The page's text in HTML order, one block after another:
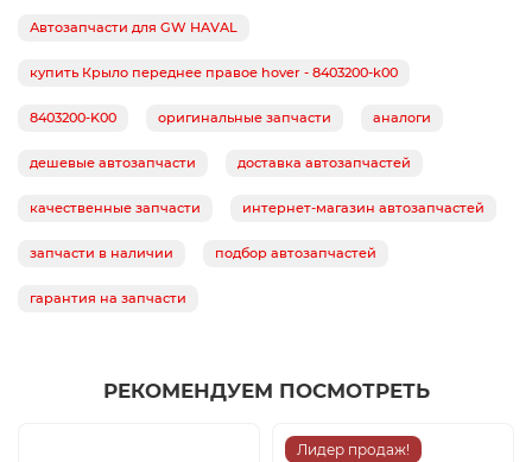
Автозапчасти для GW HAVAL
купить Крыло переднее правое hover - 8403200-k00
8403200-K00 оригинальные запчасти аналоги
дешевые автозапчасти доставка автозапчастей
качественные запчасти интернет-магазин автозапчастей
запчасти в наличии подбор автозапчастей
гарантия на запчасти
РЕКОМЕНДУЕМ ПОСМОТРЕТЬ
Лидер продаж!